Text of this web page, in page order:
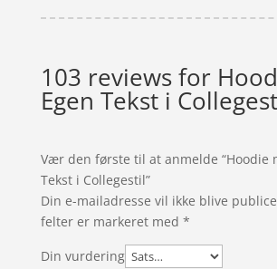
103 reviews for
Egen Tekst i
Vær den første til at anmelde “Hoodie
Tekst i Collegestil”
Din e-mailadresse vil ikke blive
felter er markeret med *
Din vurdering